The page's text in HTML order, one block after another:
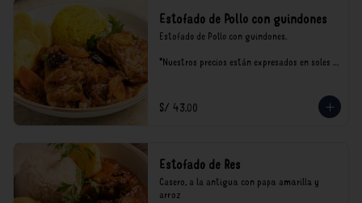
Estofado de Pollo con guindones
Estofado de Pollo con guindones.
*Nuestros precios están expresados en soles e
S/ 43.00
Estofado de Res
Casero, a la antigua con papa amarilla y
arroz